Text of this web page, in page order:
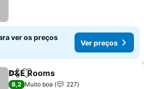
ver os preços
Ver preços
PartilharAdicionar aos favoritos
D&E Rooms
8,2 Muito boa
227